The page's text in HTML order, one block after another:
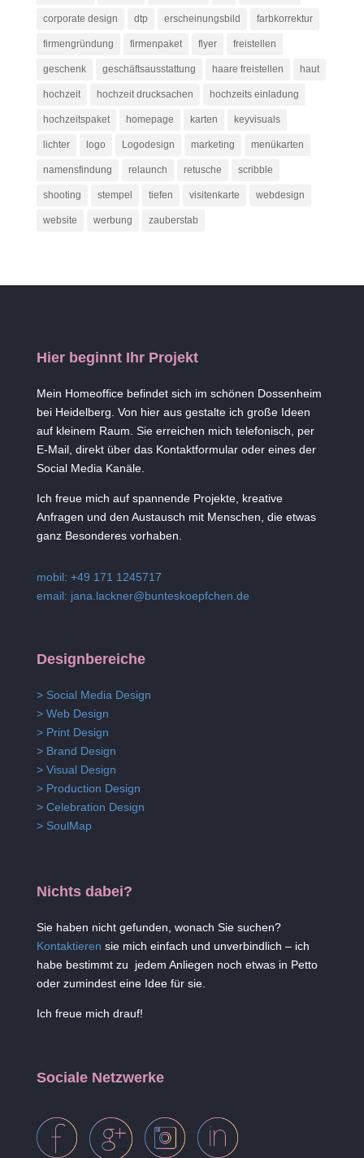
corporate design dtp erscheinungsbild farbkorrektur
firmengründung firmenpaket flyer freistellen
geschenk geschäftsausstattung haare freistellen haut
hochzeit hochzeit drucksachen hochzeits einladung
hochzeitspaket homepage karten keyvisuals
lichter logo Logodesign marketing menükarten
namensfindung relaunch retusche scribble
shooting stempel tiefen visitenkarte webdesign
website werbung zauberstab
Hier beginnt Ihr Projekt
Mein Homeoffice befindet sich im schönen Dossenheim
bei Heidelberg. Von hier aus gestalte ich große Ideen
auf kleinem Raum. Sie erreichen mich telefonisch, per
E-Mail, direkt über das Kontaktformular oder eines der
Social Media Kanäle.
Ich freue mich auf spannende Projekte, kreative
Anfragen und den Austausch mit Menschen, die etwas
ganz Besonderes vorhaben.
mobil: +49 171 1245717
email: jana.lackner@bunteskoepfchen.de
Designbereiche
> Social Media Design
> Web Design
> Print Design
> Brand Design
> Visual Design
> Production Design
> Celebration Design
> SoulMap
Nichts dabei?
Sie haben nicht gefunden, wonach Sie suchen?
Kontaktieren sie mich einfach und unverbindlich – ich
habe bestimmt zu jedem Anliegen noch etwas in Petto
oder zumindest eine Idee für sie.
Ich freue mich drauf!
Sociale Netzwerke